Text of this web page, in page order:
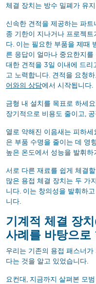
체결 장치는 방수 밀폐가 유
신속한 견적을 제공하는 파
종 기한이 지나거나 프로젝
다. 이는 필요한 부품을 제때
른 응답이 얼마나 중요한지
대한 견적을 3일 이내에 드리
고 노력합니다. 견적을 요청
어와의 상담에서 시작됩니다.
금형 내 설치를 목표로 하세
장기적으로 비용도 줄이고,
열로 약해진 이음새는 피하
은 부품 수명을 줄이는 데 영
높은 온도에서 성능을 발휘
서로 다른 재료를 쉽게 체결
많은 용접 체결 장치는 두 가
니다. 이는 창의성을 발휘하
니다.
기계적 체결 장
사례를 바탕으로
우리는 기존의 용접 패스너
다는 것을 알고 있었습니다.
요컨대, 지금까지 살펴본 모